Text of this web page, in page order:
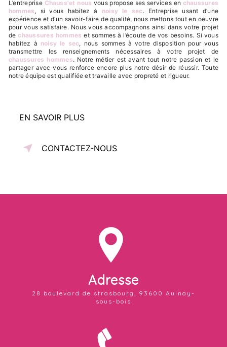
L’entreprise Chauss'et nous vous propose ses services en chaussures
hommes, si vous habitez à noisy le sec. Entreprise usant d’une
expérience et d’un savoir-faire de qualité, nous mettons tout en oeuvre
pour vous satisfaire. Nous vous accompagnons ainsi dans votre projet
dechaussures hommes et sommes à l’écoute de vos besoins. Si vous
habitez à noisy le sec, nous sommes à votre disposition pour vous
transmettre les renseignements nécessaires à votre projet de
chaussures hommes. Notre métier est avant tout notre passion et le
partager avec vous renforce encore plus notre désir de réussir. Toute
notre équipe est qualifiée et travaille avec propreté et rigueur.
EN SAVOIR PLUS
CONTACTEZ-NOUS
Adresse
28 boulevard de strasbourg, 93600 Aulnay-
sous-bois